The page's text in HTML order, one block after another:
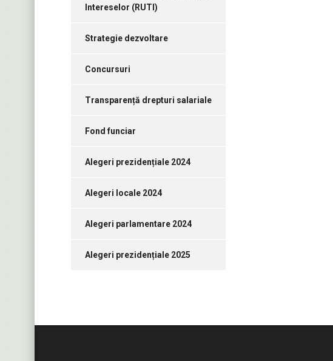
Intereselor (RUTI)
Strategie dezvoltare
Concursuri
Transparență drepturi salariale
Fond funciar
Alegeri prezidențiale 2024
Alegeri locale 2024
Alegeri parlamentare 2024
Alegeri prezidențiale 2025